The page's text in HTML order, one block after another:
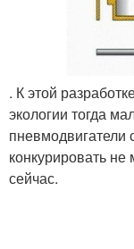
. К этой
экологии тогда
пневмодвигатели
конкурировать
сейчас.